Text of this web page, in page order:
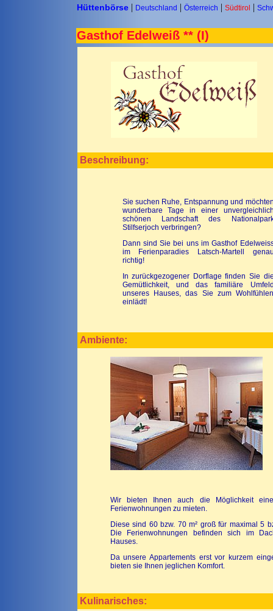
Hüttenbörse| Deutschland | Österreich | Südtirol |
Gasthof Edelweiß ** (I)
Beschreibung:
Sie suchen Ruhe, Entspannung und
wunderbare Tage in einer
schönen Landschaft des
Stilfserjoch verbringen?
Dann sind Sie bei uns im Gasthof
im Ferienparadies Latsch-Martell
richtig!
In zurückgezogener Dorflage finden Sie
Gemütlichkeit, und das familiäre
unseres Hauses, das Sie zum
einlädt!
Ambiente:
Wir bieten Ihnen auch die Möglichkeit
Ferienwohnungen zu mieten.
Diese sind 60 bzw. 70 m² groß für maximal 5
Die Ferienwohnungen befinden sich im
Hauses.
Da unsere Appartements erst vor kurzem
bieten sie Ihnen jeglichen Komfort.
Kulinarisches: